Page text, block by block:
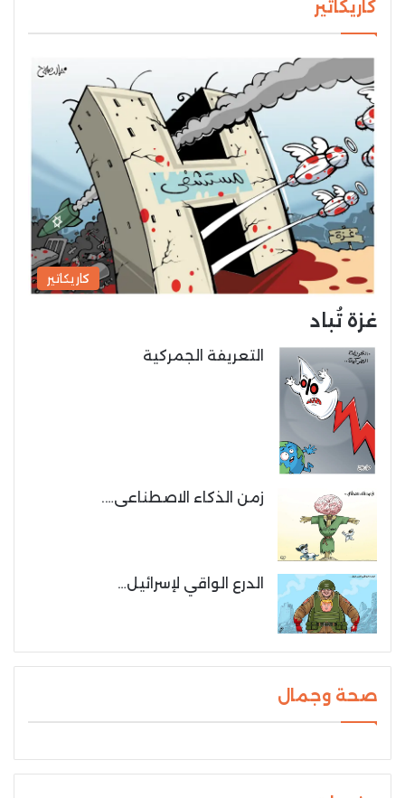
كاريكاتير
كاريكاتير
غزة تُباد
التعريفة الجمركية
زمن الذكاء الاصطناعى….
الدرع الواقي لإسرائيل…
صحة وجمال